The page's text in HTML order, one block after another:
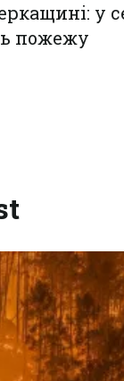
у
пожежу